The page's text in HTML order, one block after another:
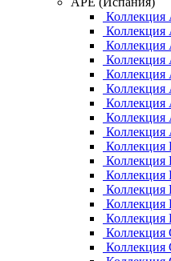
Коллекция
Коллекция
Коллекция
Коллекция
Коллекция
Коллекция
Коллекция
Коллекция
Коллекция
Коллекция
Коллекция
Коллекция
Коллекция
Коллекция